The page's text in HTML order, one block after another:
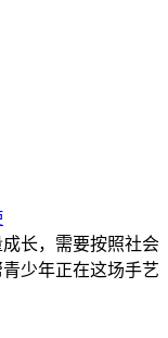
长，需要按照社会
少年正在这场手艺